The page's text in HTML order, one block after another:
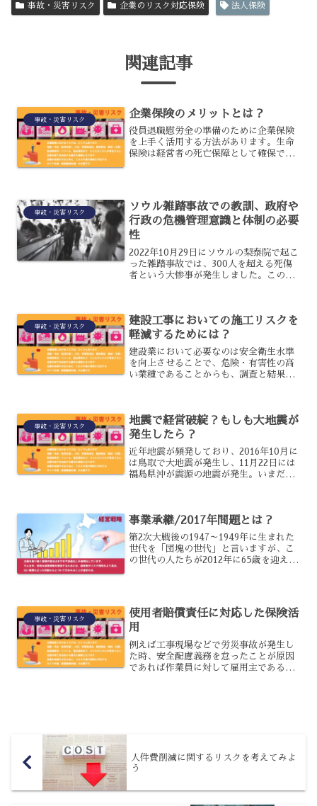
事故・災害リスク 企業のリスク対応保険 法人保険
関連記事
事故・災害リスク 企業保険のメリットとは？
役員退職慰労金の準備のために企業保険
を上手く活用する方法があります。生命
保険は経営者の死亡保障として確保でき
人税を節税することにもな...
事故・災害リスク
ソウル雑踏事故での教訓、政府や
行政の危機管理意識と体制の必要
性
2022年10月29日にソウルの梨泰院で起こ
った雑踏事故では、300人を超える死傷
者という大惨事が発生しました。この事
うか？政府や行...
事故・災害リスク
建設工事においての施工リスクを
軽減するためには？
建設業において必要なのは安全衛生水準
を向上させることで、危険・有害性の高
い業種であることからも、調査と結果に
ていくことになるでしょう...
事故・災害リスク
地震で経営破綻？もしも大地震が
発生したら？
近年地震が頻発しており、2016年10月に
は鳥取で大地震が発生し、11月22日には
福島県沖が震源の地震が発生。いまだ余
事業承継/2017年問題とは？
第2次大戦後の1947～1949年に生まれた
世代を「団塊の世代」と言いますが、こ
の世代の人たちが2012年に65歳を迎える
事故・災害リスク
使用者賠償責任に対応した保険活
用
例えば工事現場などで労災事故が発生し
た時、安全配慮義務を怠ったことが原因
であれば作業員に対して雇用主である事
人件費削減に関するリスクを考えてみよ
う